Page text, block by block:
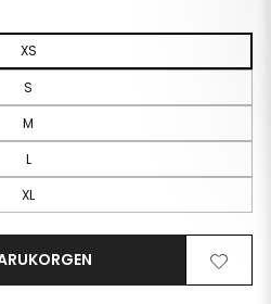
XS
S
M
L
XL
Lägg
till
Ta
bort